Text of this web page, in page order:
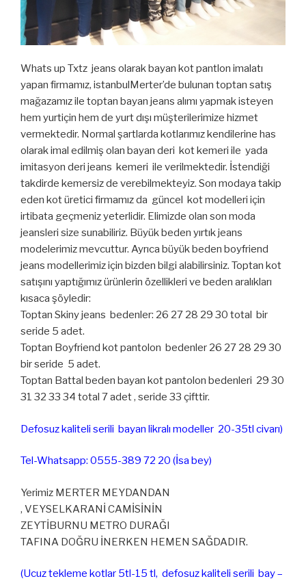
Whats up Txtz jeans olarak bayan kot pantlon imalatı
yapan firmamız, istanbulMerter’de bulunan toptan satış
mağazamız ile toptan bayan jeans alımı yapmak isteyen
hem yurtiçin hem de yurt dışı müşterilerimize hizmet
vermektedir. Normal şartlarda kotlarımız kendilerine has
olarak imal edilmiş olan bayan deri kot kemeri ile yada
imitasyon deri jeans kemeri ile verilmektedir. İstendiği
takdirde kemersiz de verebilmekteyiz. Son modaya takip
eden kot üretici firmamız da güncel kot modelleri için
irtibata geçmeniz yeterlidir. Elimizde olan son moda
jeansleri size sunabiliriz. Büyük beden yırtık jeans
modelerimiz mevcuttur. Ayrıca büyük beden boyfriend
jeans modellerimiz için bizden bilgi alabilirsiniz. Toptan kot
satışını yaptığımız ürünlerin özellikleri ve beden aralıkları
kısaca şöyledir:
Toptan Skiny jeans bedenler: 26 27 28 29 30 total bir
seride 5 adet.
Toptan Boyfriend kot pantolon bedenler 26 27 28 29 30
bir seride 5 adet.
Toptan Battal beden bayan kot pantolon bedenleri 29 30
31 32 33 34 total 7 adet , seride 33 çifttir.
Defosuz kaliteli serili bayan likralı modeller 20-35tl civarı)
Tel-Whatsapp: 0555-389 72 20 (İsa bey)
Yerimiz MERTER MEYDANDAN
, VEYSELKARANİ CAMİSİNİN
ZEYTİBURNU METRO DURAĞI
TAFINA DOĞRU İNERKEN HEMEN SAĞDADIR.
(Ucuz tekleme kotlar 5tl-15 tl, defosuz kaliteli serili bay –